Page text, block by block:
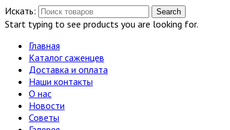
Искать: Search
Start typing to see products you are looking for.
Главная
Каталог саженцев
Доставка и оплата
Наши контакты
О нас
Новости
Советы